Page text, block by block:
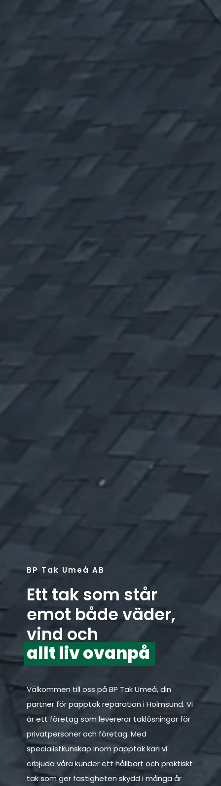
BP Tak Umeå AB
Ett tak som står
emot både väder,
vind och
allt liv ovanpå
Välkommen till oss på BP Tak Umeå, din
partner för papptak reparation i Holmsund. Vi
är ett företag som levererar taklösningar för
privatpersoner och företag. Med
specialistkunskap inom papptak kan vi
erbjuda våra kunder ett hållbart och praktiskt
tak som ger fastigheten skydd i många år